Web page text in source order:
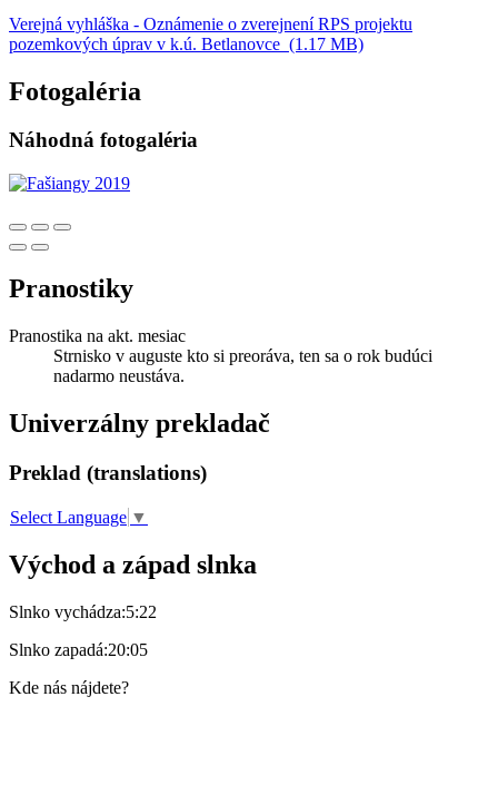
Verejná vyhláška - Oznámenie o zverejnení RPS projektu
pozemkových úprav v k.ú. Betlanovce (1.17 MB)
Fotogaléria
Náhodná fotogaléria
Pranostiky
Pranostika na akt. mesiac
Strnisko v auguste kto si preoráva, ten sa o rok budúci
nadarmo neustáva.
Univerzálny prekladač
Preklad (translations)
Select Language ▼
Východ a západ slnka
Slnko vychádza:5:22
Slnko zapadá:20:05
Kde nás nájdete?